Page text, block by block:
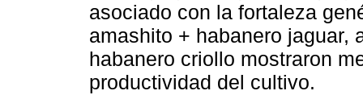
asociado con la fortaleza
amashito + habanero jaguar,
habanero criollo mostraron
productividad del cultivo.